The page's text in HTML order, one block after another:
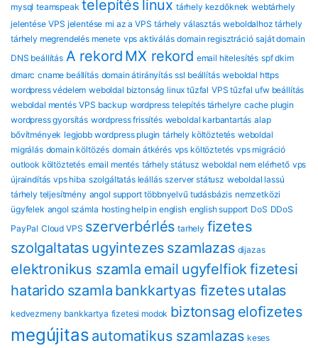
mysql teamspeak telepítés linux tárhely kezdőknek webtárhely
jelentése VPS jelentése mi az a VPS tárhely választás weboldalhoz tárhely
tárhely megrendelés menete vps aktiválás domain regisztráció saját domain
DNS beállítás A rekord MX rekord email hitelesítés spf dkim
dmarc cname beállítás domain átirányítás ssl beállítás weboldal https
wordpress védelem weboldal biztonság linux tűzfal VPS tűzfal ufw beállítás
weboldal mentés VPS backup wordpress telepítés tárhelyre cache plugin
wordpress gyorsítás wordpress frissítés weboldal karbantartás alap
bővítmények legjobb wordpress plugin tárhely költöztetés weboldal
migrálás domain költözés domain átkérés vps költöztetés vps migráció
outlook költöztetés email mentés tárhely státusz weboldal nem elérhető vps
újraindítás vps hiba szolgáltatás leállás szerver státusz weboldal lassú
tárhely teljesítmény angol support többnyelvű tudásbázis nemzetközi
ügyfelek angol számla hosting help in english english support DoS DDoS
PayPal Cloud VPS szerverbérlés tarhely fizetes
szolgaltatas ugyintezes szamlazas dijazas
elektronikus szamla email ugyfelfiok fizetesi
hatarido szamla bankkartyas fizetesutalas
kedvezmeny bankkartya fizetesi modok biztonsag eloﬁzetes
megújitas automatikus szamlazas keses